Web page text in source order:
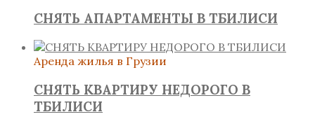
СНЯТЬ АПАРТАМЕНТЫ В ТБИЛИСИ
Аренда жилья в Грузии
СНЯТЬ КВАРТИРУ НЕДОРОГО В
ТБИЛИСИ